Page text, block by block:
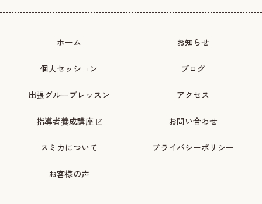
ホーム
個人セッション
出張グループレッスン
指導者養成講座
スミカについて
お客様の声
お知らせ
ブログ
アクセス
お問い合わせ
プライバシーポリシー